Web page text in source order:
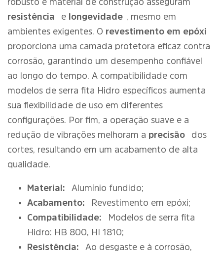
robusto e material de construção asseguram
resistência
e longevidade , mesmo em
ambientes exigentes. O revestimento em epóxi
proporciona uma camada protetora eficaz contra
corrosão, garantindo um desempenho confiável
ao longo do tempo. A compatibilidade com
modelos de serra fita Hidro específicos aumenta
sua flexibilidade de uso em diferentes
configurações. Por fim, a operação suave e a
redução de vibrações melhoram a precisão
dos
cortes, resultando em um acabamento de alta
qualidade.
Material:
Alumínio fundido;
Acabamento:
Revestimento em epóxi;
Compatibilidade:
Modelos de serra fita
Hidro: HB 800, HI 1810;
Resistência:
Ao desgaste e à corrosão,